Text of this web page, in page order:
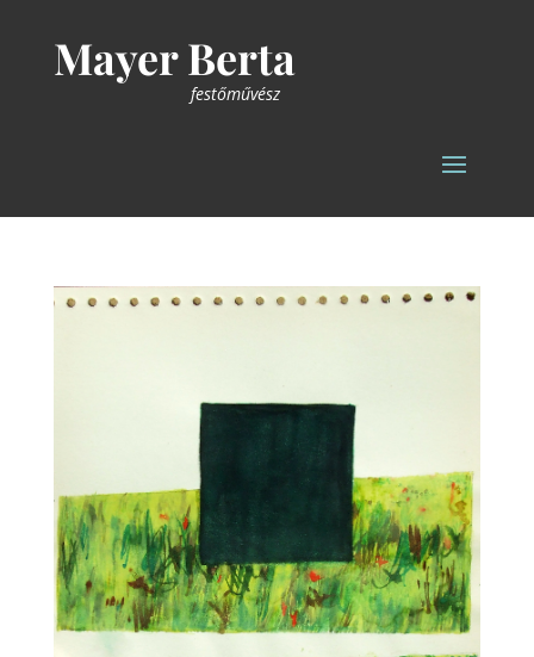
Mayer Berta
festőművész